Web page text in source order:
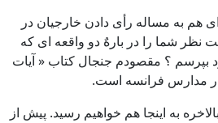
به مساله رأی دادن خارجیان در
نظر شما را در بارهٌ دو واقعه ای که
بپرسم ؟ مقصودم جنجال کتاب « آیات
مدارس فرانسه است.
به اینجا هم خواهیم رسید. پیش از